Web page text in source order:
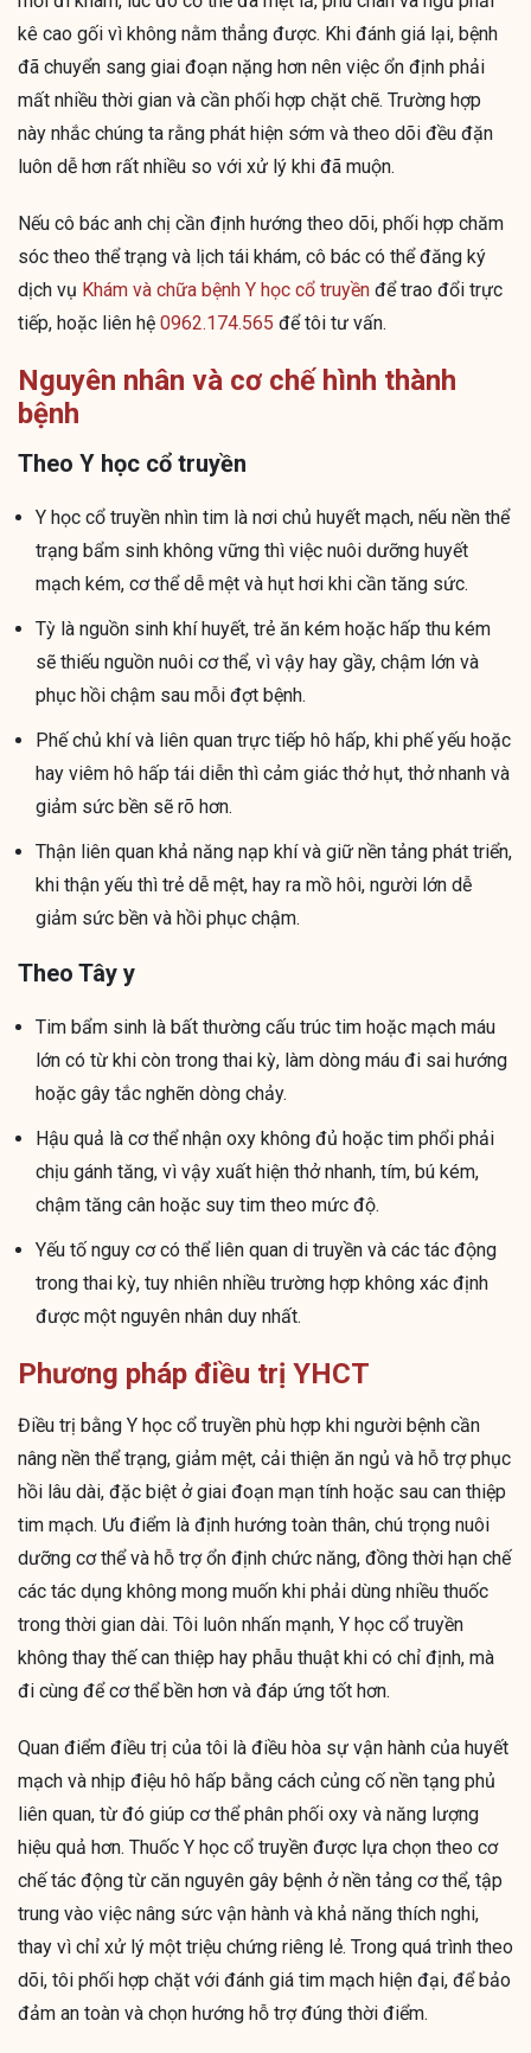
kê cao gối vì không nằm thẳng được. Khi đánh giá lại, bệnh
đã chuyển sang giai đoạn nặng hơn nên việc ổn định phải
mất nhiều thời gian và cần phối hợp chặt chẽ. Trường hợp
này nhắc chúng ta rằng phát hiện sớm và theo dõi đều đặn
luôn dễ hơn rất nhiều so với xử lý khi đã muộn.
Nếu cô bác anh chị cần định hướng theo dõi, phối hợp chăm
sóc theo thể trạng và lịch tái khám, cô bác có thể đăng ký
dịch vụ Khám và chữa bệnh Y học cổ truyền để trao đổi trực
tiếp, hoặc liên hệ 0962.174.565 để tôi tư vấn.
Nguyên nhân và cơ chế hình thành
bệnh
Theo Y học cổ truyền
Y học cổ truyền nhìn tim là nơi chủ huyết mạch, nếu nền thể
trạng bẩm sinh không vững thì việc nuôi dưỡng huyết
mạch kém, cơ thể dễ mệt và hụt hơi khi cần tăng sức.
Tỳ là nguồn sinh khí huyết, trẻ ăn kém hoặc hấp thu kém
sẽ thiếu nguồn nuôi cơ thể, vì vậy hay gầy, chậm lớn và
phục hồi chậm sau mỗi đợt bệnh.
Phế chủ khí và liên quan trực tiếp hô hấp, khi phế yếu hoặc
hay viêm hô hấp tái diễn thì cảm giác thở hụt, thở nhanh và
giảm sức bền sẽ rõ hơn.
Thận liên quan khả năng nạp khí và giữ nền tảng phát triển,
khi thận yếu thì trẻ dễ mệt, hay ra mồ hôi, người lớn dễ
giảm sức bền và hồi phục chậm.
Theo Tây y
Tim bẩm sinh là bất thường cấu trúc tim hoặc mạch máu
lớn có từ khi còn trong thai kỳ, làm dòng máu đi sai hướng
hoặc gây tắc nghẽn dòng chảy.
Hậu quả là cơ thể nhận oxy không đủ hoặc tim phổi phải
chịu gánh tăng, vì vậy xuất hiện thở nhanh, tím, bú kém,
chậm tăng cân hoặc suy tim theo mức độ.
Yếu tố nguy cơ có thể liên quan di truyền và các tác động
trong thai kỳ, tuy nhiên nhiều trường hợp không xác định
được một nguyên nhân duy nhất.
Phương pháp điều trị YHCT
Điều trị bằng Y học cổ truyền phù hợp khi người bệnh cần
nâng nền thể trạng, giảm mệt, cải thiện ăn ngủ và hỗ trợ phục
hồi lâu dài, đặc biệt ở giai đoạn mạn tính hoặc sau can thiệp
tim mạch. Ưu điểm là định hướng toàn thân, chú trọng nuôi
dưỡng cơ thể và hỗ trợ ổn định chức năng, đồng thời hạn chế
các tác dụng không mong muốn khi phải dùng nhiều thuốc
trong thời gian dài. Tôi luôn nhấn mạnh, Y học cổ truyền
không thay thế can thiệp hay phẫu thuật khi có chỉ định, mà
đi cùng để cơ thể bền hơn và đáp ứng tốt hơn.
Quan điểm điều trị của tôi là điều hòa sự vận hành của huyết
mạch và nhịp điệu hô hấp bằng cách củng cố nền tạng phủ
liên quan, từ đó giúp cơ thể phân phối oxy và năng lượng
hiệu quả hơn. Thuốc Y học cổ truyền được lựa chọn theo cơ
chế tác động từ căn nguyên gây bệnh ở nền tảng cơ thể, tập
trung vào việc nâng sức vận hành và khả năng thích nghi,
thay vì chỉ xử lý một triệu chứng riêng lẻ. Trong quá trình theo
dõi, tôi phối hợp chặt với đánh giá tim mạch hiện đại, để bảo
đảm an toàn và chọn hướng hỗ trợ đúng thời điểm.